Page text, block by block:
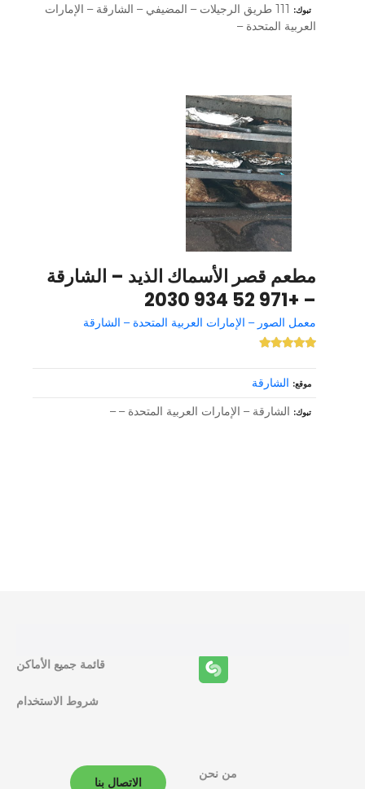
تبوك
111 طريق الرجيلات – المضيفي – الشارقة – الإمارات
العربية المتحدة –
مطعم قصر الأسماك الذيد – الشارقة
– +971 52 934 2030
معمل الصور – الإمارات العربية المتحدة – الشارقة
موقع الشارقة
تبوك الشارقة – الإمارات العربية المتحدة – –
قائمة جميع الأماكن
شروط الاستخدام
من نحن
الاتصال بنا